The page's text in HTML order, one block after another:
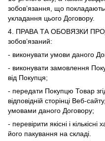
зобов’язання, що
укладання цього Договору.
4. ПРАВА ТА ОБОВЯЗКИ
зобов’язаний:
- виконувати умови даного
- виконувати замовлення
від Покупця;
- передати Покупцю Товар
відповідній сторінці Веб-
умовами даного Договору;
- перевірити якісні і
його пакування на складі.